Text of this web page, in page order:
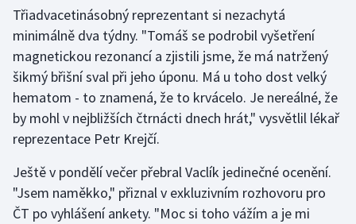
Krasobruslení
Lezení
Lyže a snowboard
Moderní pětiboj
Olympijské hry
Třiadvacetinásobný reprezentant si nezachytá
minimálně dva týdny. "Tomáš se podrobil vyšetření
magnetickou rezonancí a zjistili jsme, že má natržený
šikmý břišní sval při jeho úponu. Má u toho dost velký
hematom - to znamená, že to krvácelo. Je nereálné, že
by mohl v nejbližších čtrnácti dnech hrát," vysvětlil lékař
reprezentace Petr Krejčí.
Ještě v pondělí večer přebral Vaclík jedinečné ocenění.
"Jsem naměkko," přiznal v exkluzivním rozhovoru pro
ČT po vyhlášení ankety. "Moc si toho vážím a je mi